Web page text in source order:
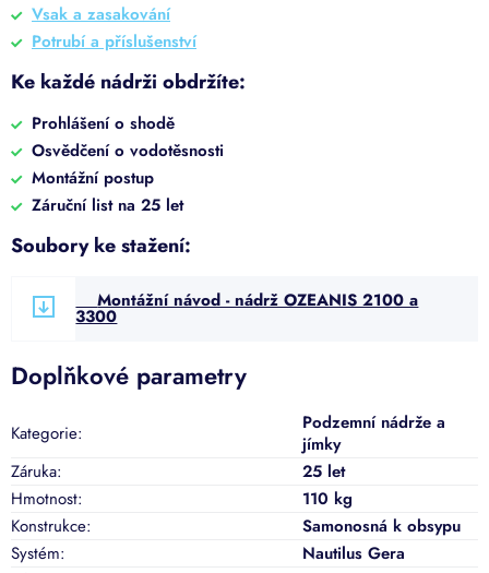
Vsak a zasakování
Potrubí a příslušenství
Ke každé nádrži obdržíte:
Prohlášení o shodě
Osvědčení o vodotěsnosti
Montážní postup
Záruční list na 25 let
Soubory ke stažení:
Montážní návod - nádrž OZEANIS 2100 a
3300
Doplňkové parametry
Kategorie:
Podzemní nádrže a
jímky
Záruka:
25 let
Hmotnost:
110 kg
Konstrukce:
Samonosná k obsypu
Systém:
Nautilus Gera